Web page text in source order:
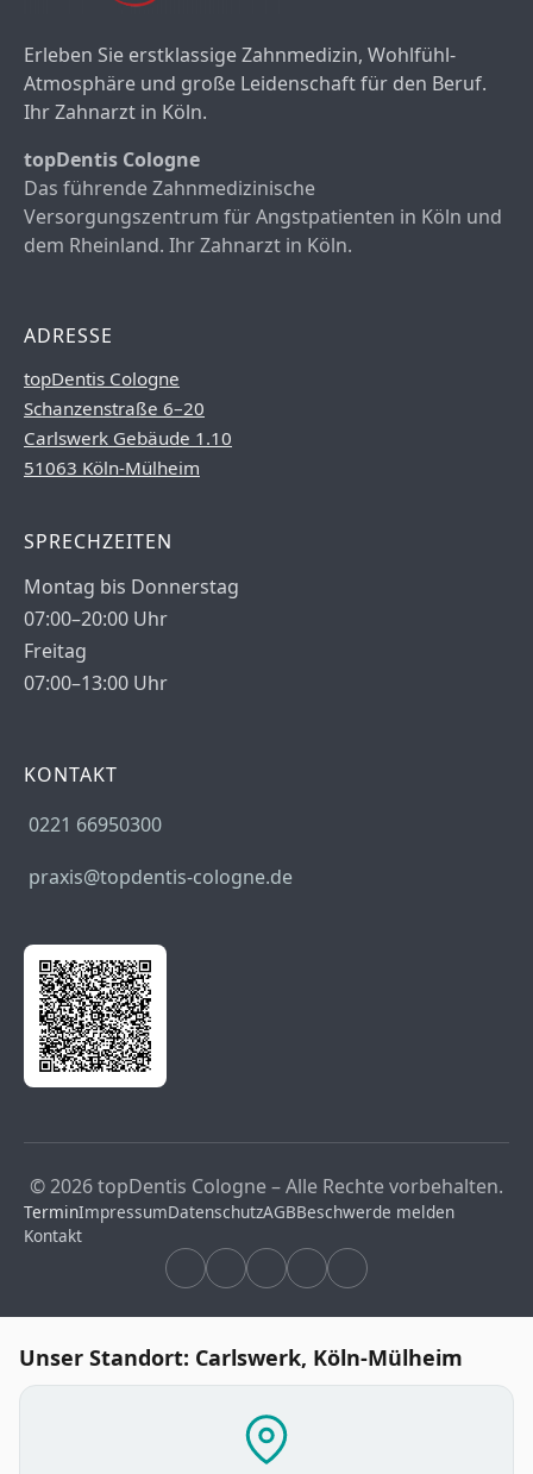
Erleben Sie erstklassige Zahnmedizin, Wohlfühl-
Atmosphäre und große Leidenschaft für den Beruf.
Ihr Zahnarzt in Köln.
topDentis Cologne
Das führende Zahnmedizinische
Versorgungszentrum für Angstpatienten in Köln und
dem Rheinland. Ihr Zahnarzt in Köln.
ADRESSE
topDentis Cologne
Schanzenstraße 6–20
Carlswerk Gebäude 1.10
51063 Köln-Mülheim
SPRECHZEITEN
Montag bis Donnerstag
07:00–20:00 Uhr
Freitag
07:00–13:00 Uhr
KONTAKT
0221 66950300
praxis@topdentis-cologne.de
© 2026 topDentis Cologne – Alle Rechte vorbehalten.
TerminImpressumDatenschutzAGBBeschwerde melden
Kontakt
Unser Standort: Carlswerk, Köln-Mülheim